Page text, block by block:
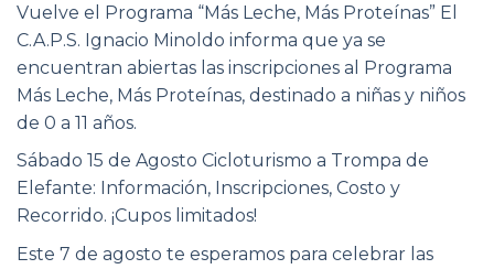
Vuelve el Programa “Más Leche, Más Proteínas” El
C.A.P.S. Ignacio Minoldo informa que ya se
encuentran abiertas las inscripciones al Programa
Más Leche, Más Proteínas, destinado a niñas y niños
de 0 a 11 años.
Sábado 15 de Agosto Cicloturismo a Trompa de
Elefante: Información, Inscripciones, Costo y
Recorrido. ¡Cupos limitados!
Este 7 de agosto te esperamos para celebrar las